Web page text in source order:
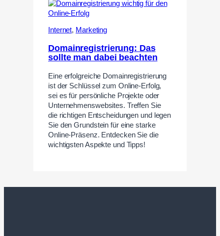
Internet, Marketing
Domainregistrierung: Das
sollte man dabei beachten
Eine erfolgreiche Domainregistrierung
ist der Schlüssel zum Online-Erfolg,
sei es für persönliche Projekte oder
Unternehmenswebsites. Treffen Sie
die richtigen Entscheidungen und legen
Sie den Grundstein für eine starke
Online-Präsenz. Entdecken Sie die
wichtigsten Aspekte und Tipps!